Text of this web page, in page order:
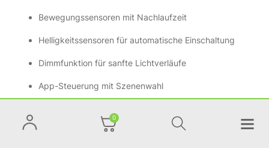
0
Bewegungssensoren mit Nachlaufzeit
Helligkeitssensoren für automatische Einschaltung
Dimmfunktion für sanfte Lichtverläufe
App-Steuerung mit Szenenwahl
📷
Tipp: Beleuchtung fürs Klingelschild oder die